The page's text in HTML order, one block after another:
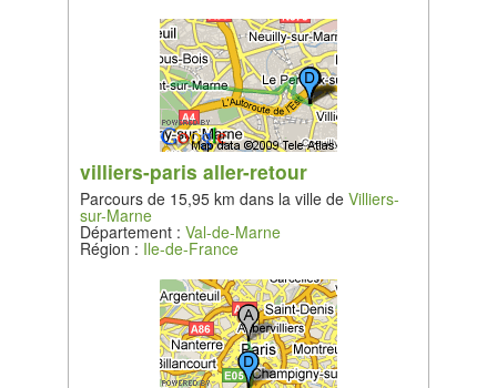
villiers-paris aller-retour
Parcours de 15,95 km dans la ville deVilliers-
sur-Marne
Département :Val-de-Marne
Région : Ile-de-France